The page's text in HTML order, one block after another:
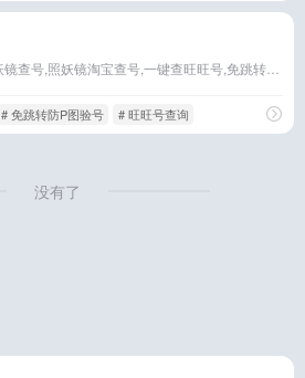
# 免跳转防P图验号 # 旺旺号查询
没有了